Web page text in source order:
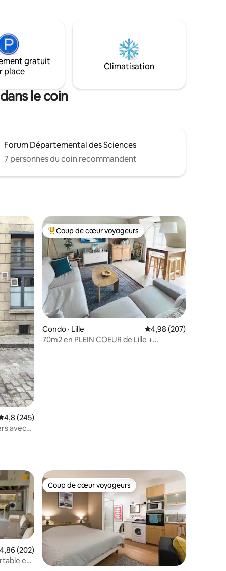
à
💫
une
gratuit
place
Climatisation
le coin
Forum Départemental des Sciences
7 personnes du coin recommandent
moyenne de 4,8 sur 5, 245 commentaires
4,8 (245)
avec
Coup de cœur voyageurs parmi les plus aimés
Coup de cœur voyageurs
Condo · Lille Note moyenne de
4,98 (207)
70m2 en PLEIN COEUR de Lille +
moyenne de 4,86 sur 5, 202 commentaires
4,86 (202)
et
Coup de cœur voyageurs
Coup de cœur voyageurs